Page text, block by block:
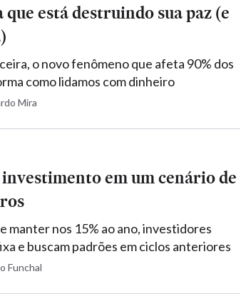
está destruindo sua paz (e
o novo fenômeno que afeta 90% dos
como lidamos com dinheiro
Mira
em um cenário de
manter nos 15% ao ano, investidores
e buscam padrões em ciclos anteriores
Funchal